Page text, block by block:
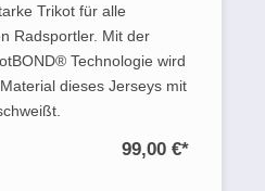
Trikot für alle
Radsportler. Mit der
Technologie wird
dieses Jerseys mit
99,00 €*